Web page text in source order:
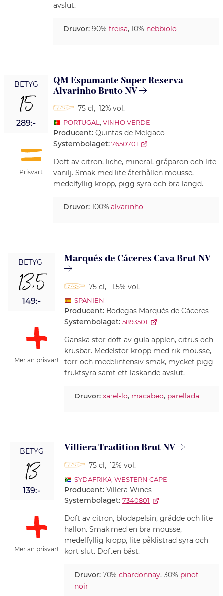
avslut.
Druvor:90% freisa, 10% nebbiolo
BETYG
15
289:-
Prisvärt
QM Espumante Super Reserva
Alvarinho Bruto NV
75 cl, 12% vol.
PORTUGAL VINHO VERDE
Producent: Quintas de Melgaco
Systembolaget: 7650701
Doft av citron, liche, mineral, gråpäron och lite
vanilj. Smak med lite återhållen mousse,
medelfyllig kropp, pigg syra och bra längd.
Druvor:100% alvarinho
BETYG
13,5
149:-
Mer än prisvärt
Marqués de Cáceres Cava Brut NV
75 cl, 11.5% vol.
SPANIEN
Producent: Bodegas Marqués de Cáceres
Systembolaget: 5893501
Ganska stor doft av gula äpplen, citrus och
krusbär. Medelstor kropp med rik mousse,
torr och medelintensiv smak, mycket pigg
fruktsyra samt ett läskande avslut.
Druvor: xarel-lo, macabeo, parellada
BETYG
13
139:-
Mer än prisvärt
Villiera Tradition Brut NV
75 cl, 12% vol.
SYDAFRIKA, WESTERN CAPE
Producent: Villera Wines
Systembolaget: 7340801
Doft av citron, blodapelsin, grädde och lite
hallon. Smak med en bra mousse,
medelfyllig kropp, lite påklistrad syra och
kort slut. Doften bäst.
Druvor:70% chardonnay, 30% pinot
noir